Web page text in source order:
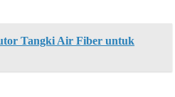
Tangki Air Fiber untuk